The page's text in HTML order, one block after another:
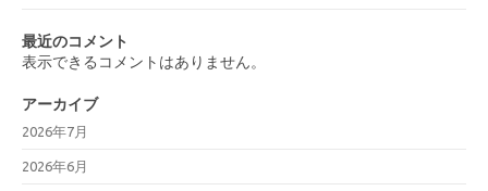
最近のコメント
表示できるコメントはありません。
アーカイブ
2026年7月
2026年6月